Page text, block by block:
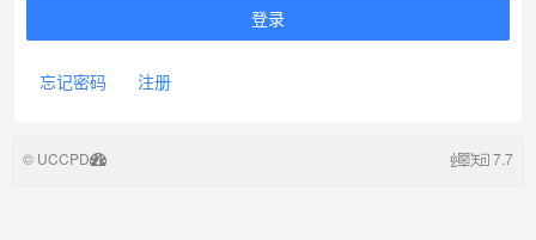
忘记密码 注册
© UCCPD 7.7